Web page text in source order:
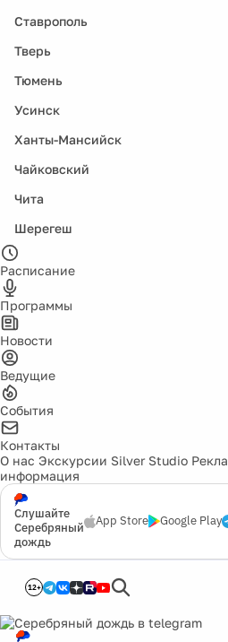
Ставрополь
Тверь
Тюмень
Усинск
Ханты-Мансийск
Чайковский
Чита
Шерегеш
Расписание
Программы
Новости
Ведущие
События
Контакты
О нас Экскурсии Silver Studio
информация
Слушайте
Серебряный
дождь
App Store Google Play
12+